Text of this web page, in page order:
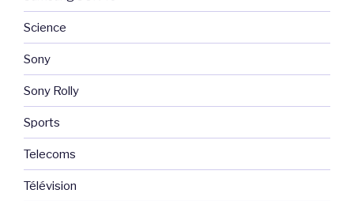
Science
Sony
Sony Rolly
Sports
Telecoms
Télévision